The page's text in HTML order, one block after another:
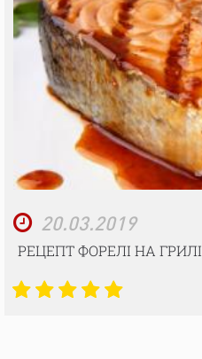
20.03.2019
РЕЦЕПТ ФОРЕЛІ НА ГРИЛІ